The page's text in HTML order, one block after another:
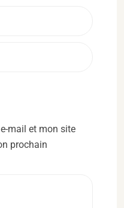
mail et mon site
prochain